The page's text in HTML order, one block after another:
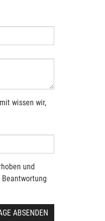
wissen wir,
und
ABSENDEN